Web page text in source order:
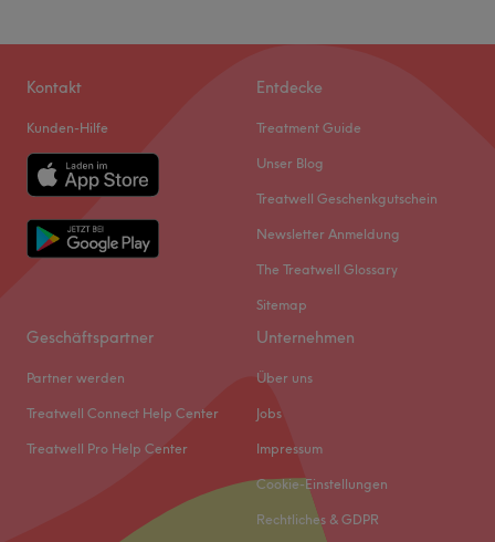
Kontakt
Kunden-Hilfe
Entdecke
Treatment Guide
Unser Blog
Treatwell Geschenkgutschein
Newsletter Anmeldung
The Treatwell Glossary
Sitemap
Geschäftspartner
Partner werden
Treatwell Connect Help Center
Treatwell Pro Help Center
Unternehmen
Über uns
Jobs
Impressum
Cookie-Einstellungen
Rechtliches & GDPR